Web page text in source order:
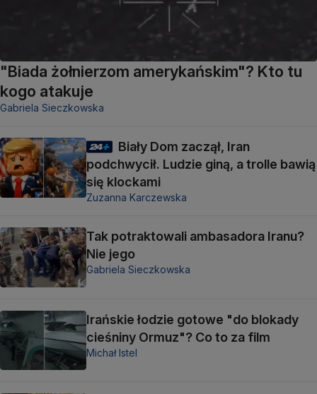
"Biada żołnierzom amerykańskim"? Kto tu
kogo atakuje
Gabriela Sieczkowska
Biały Dom zaczął, Iran
podchwycił. Ludzie giną, a trolle bawią
się klockami
Zuzanna Karczewska
Tak potraktowali ambasadora Iranu?
Nie jego
Gabriela Sieczkowska
Irańskie łodzie gotowe "do blokady
cieśniny Ormuz"? Co to za film
Michał Istel